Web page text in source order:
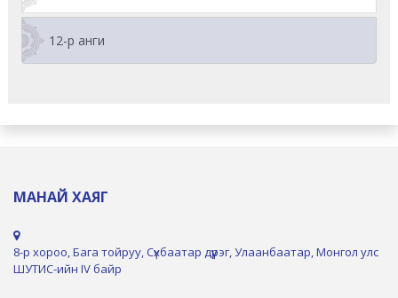
12-р анги
МАНАЙ ХАЯГ
8-р хороо, Бага тойруу, Сүхбаатар дүүрэг, Улаанбаатар, Монгол улс
ШУТИС-ийн IV байр